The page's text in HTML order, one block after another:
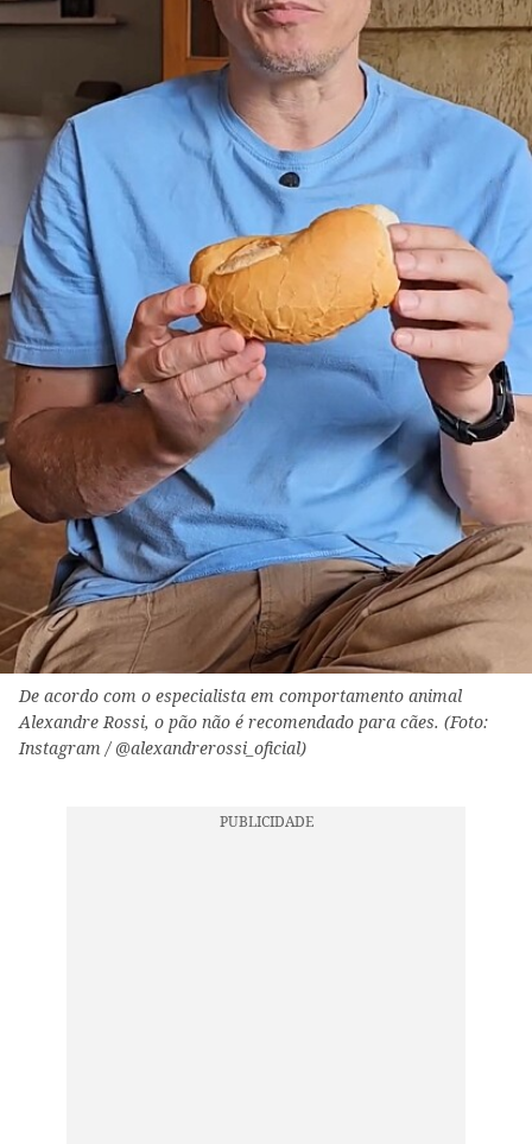
De acordo com o especialista em comportamento animal
Alexandre Rossi, o pão não é recomendado para cães. (Foto:
Instagram / @alexandrerossi_oficial)